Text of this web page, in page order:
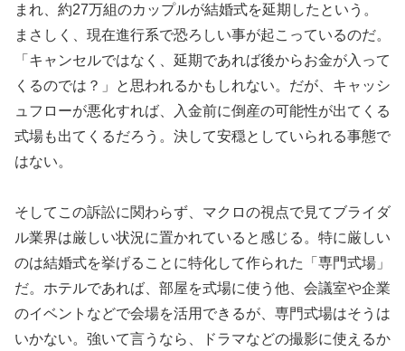
まれ、約27万組のカップルが結婚式を延期したという。
まさしく、現在進行系で恐ろしい事が起こっているのだ。
「キャンセルではなく、延期であれば後からお金が入って
くるのでは？」と思われるかもしれない。だが、キャッシ
ュフローが悪化すれば、入金前に倒産の可能性が出てくる
式場も出てくるだろう。決して安穏としていられる事態で
はない。
そしてこの訴訟に関わらず、マクロの視点で見てブライダ
ル業界は厳しい状況に置かれていると感じる。特に厳しい
のは結婚式を挙げることに特化して作られた「専門式場」
だ。ホテルであれば、部屋を式場に使う他、会議室や企業
のイベントなどで会場を活用できるが、専門式場はそうは
いかない。強いて言うなら、ドラマなどの撮影に使えるか